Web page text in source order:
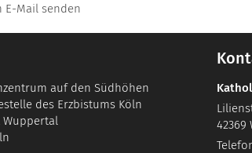
E-Mail senden
auf den Südhöhen
des Erzbistums Köln
Wuppertal
42369